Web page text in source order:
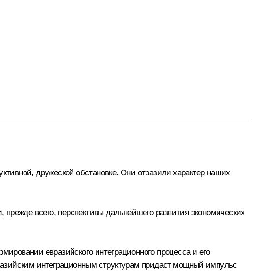
дружеской обстановке. Они отразили характер наших
всего, перспективы дальнейшего развития экономических
евразийского интеграционного процесса и его
интеграционным структурам придаст мощный импульс